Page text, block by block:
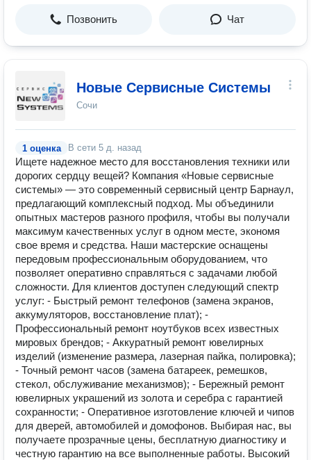
Позвонить Чат
Новые Сервисные Системы
Сочи
1 оценка В сети 5 д. назад
Ищете надежное место для восстановления техники или
дорогих сердцу вещей? Компания «Новые сервисные
системы» — это современный сервисный центр Барнаул,
предлагающий комплексный подход. Мы объединили
опытных мастеров разного профиля, чтобы вы получали
максимум качественных услуг в одном месте, экономя
свое время и средства. Наши мастерские оснащены
передовым профессиональным оборудованием, что
позволяет оперативно справляться с задачами любой
сложности. Для клиентов доступен следующий спектр
услуг: - Быстрый ремонт телефонов (замена экранов,
аккумуляторов, восстановление плат); -
Профессиональный ремонт ноутбуков всех известных
мировых брендов; - Аккуратный ремонт ювелирных
изделий (изменение размера, лазерная пайка, полировка);
- Точный ремонт часов (замена батареек, ремешков,
стекол, обслуживание механизмов); - Бережный ремонт
ювелирных украшений из золота и серебра с гарантией
сохранности; - Оперативное изготовление ключей и чипов
для дверей, автомобилей и домофонов. Выбирая нас, вы
получаете прозрачные цены, бесплатную диагностику и
честную гарантию на все выполненные работы. Высокий